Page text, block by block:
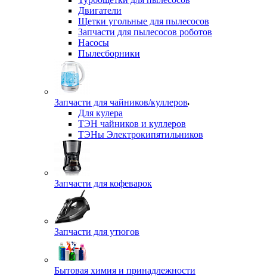
Двигатели
Щетки угольные для пылесосов
Запчасти для пылесосов роботов
Насосы
Пылесборники
Запчасти для чайников/куллеров
Для кулера
ТЭН чайников и куллеров
ТЭНы Электрокипятильников
Запчасти для кофеварок
Запчасти для утюгов
Бытовая химия и принадлежности